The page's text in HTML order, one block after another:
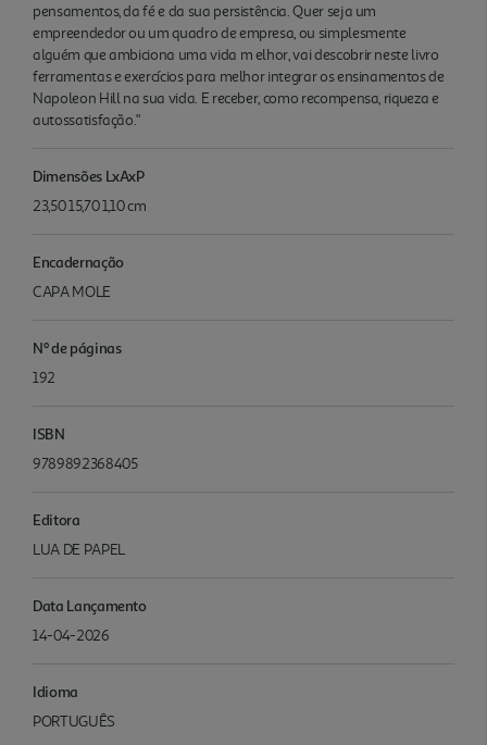
pensamentos, da fé e da sua persistência. Quer seja um
empreendedor ou um quadro de empresa, ou simplesmente
alguém que ambiciona uma vida m elhor, vai descobrir neste livro
ferramentas e exercícios para melhor integrar os ensinamentos de
Napoleon Hill na sua vida. E receber, como recompensa, riqueza e
autossatisfação."
Dimensões LxAxP
23,50 15,70 1,10 cm
Encadernação
CAPA MOLE
Nº de páginas
192
ISBN
9789892368405
Editora
LUA DE PAPEL
Data Lançamento
14-04-2026
Idioma
PORTUGUÊS